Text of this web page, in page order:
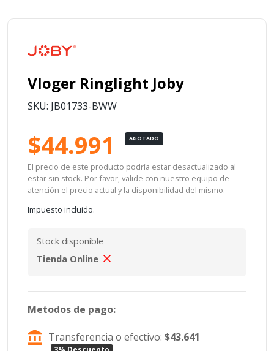
Vloger Ringlight Joby
SKU: JB01733-BWW
$44.991 AGOTADO
El precio de este producto podría estar desactualizado al
estar sin stock. Por favor, valide con nuestro equipo de
atención el precio actual y la disponibilidad del mismo.
Impuesto incluido.
Stock disponible
Tienda Online
Metodos de pago:
Transferencia o efectivo:$43.641